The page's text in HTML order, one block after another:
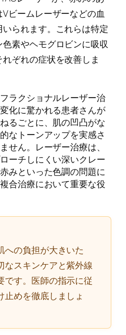
ビームレーザーなどの血
られます。これらは特定
素やヘモグロビンに吸収
ぞれの症状を改善しま
ラクショナルレーザー治
化に驚かれる患者さんが
るごとに、肌の凹凸がな
なトーンアップを実感さ
せん。レーザー治療は、
ーチしにくい深いクレー
みといった色調の問題に
合治療において重要な役
への負担が大きいた
なスキンケアと紫外線
です。医師の指示に従
止めを徹底しましょ